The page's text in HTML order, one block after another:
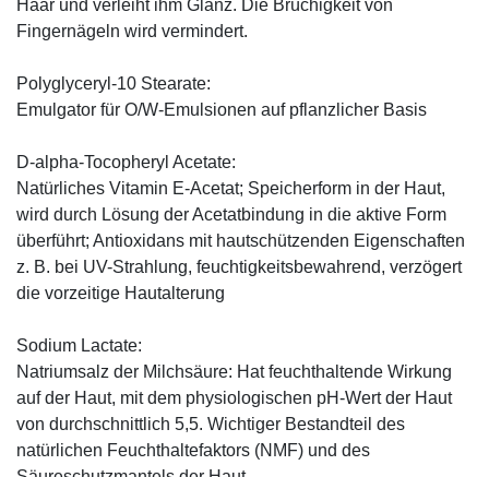
Haar und verleiht ihm Glanz. Die Brüchigkeit von
Fingernägeln wird vermindert.
Polyglyceryl-10 Stearate:
Emulgator für O/W-Emulsionen auf pflanzlicher Basis
D-alpha-Tocopheryl Acetate:
Natürliches Vitamin E-Acetat; Speicherform in der Haut,
wird durch Lösung der Acetatbindung in die aktive Form
überführt; Antioxidans mit hautschützenden Eigenschaften
z. B. bei UV-Strahlung, feuchtigkeitsbewahrend, verzögert
die vorzeitige Hautalterung
Sodium Lactate:
Natriumsalz der Milchsäure: Hat feuchthaltende Wirkung
auf der Haut, mit dem physiologischen pH-Wert der Haut
von durchschnittlich 5,5. Wichtiger Bestandteil des
natürlichen Feuchthaltefaktors (NMF) und des